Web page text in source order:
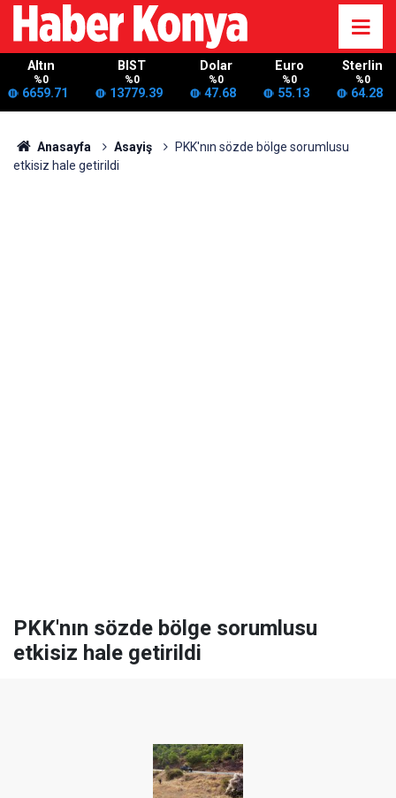
Altın
%0
6659.71
BIST
%0
13779.39
Dolar
%0
47.68
Euro
%0
55.13
Sterlin
%0
64.28
Anasayfa Asayiş
PKK'nın sözde bölge sorumlusu
etkisiz hale getirildi
PKK'nın sözde bölge sorumlusu
etkisiz hale getirildi